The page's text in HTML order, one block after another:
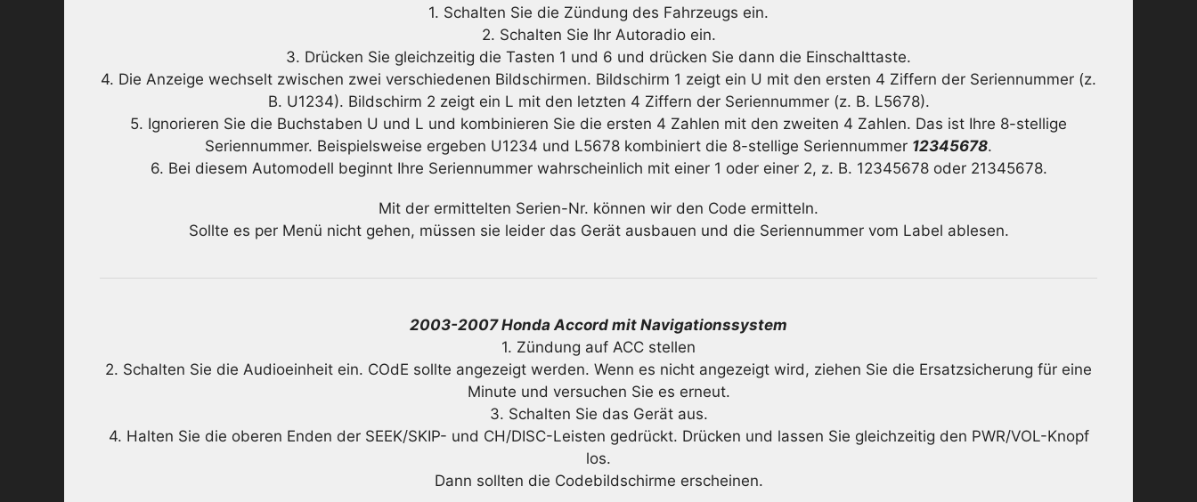
1. Schalten Sie die Zündung des Fahrzeugs ein.
2. Schalten Sie Ihr Autoradio ein.
3. Drücken Sie gleichzeitig die Tasten 1 und 6 und drücken Sie dann die Einschalttaste.
4. Die Anzeige wechselt zwischen zwei verschiedenen Bildschirmen. Bildschirm 1 zeigt ein U mit den ersten 4 Ziffern der Seriennummer (z.
B. U1234). Bildschirm 2 zeigt ein L mit den letzten 4 Ziffern der Seriennummer (z. B. L5678).
5. Ignorieren Sie die Buchstaben U und L und kombinieren Sie die ersten 4 Zahlen mit den zweiten 4 Zahlen. Das ist Ihre 8-stellige
Seriennummer. Beispielsweise ergeben U1234 und L5678 kombiniert die 8-stellige Seriennummer 12345678.
6. Bei diesem Automodell beginnt Ihre Seriennummer wahrscheinlich mit einer 1 oder einer 2, z. B. 12345678 oder 21345678.
Mit der ermittelten Serien-Nr. können wir den Code ermitteln.
Sollte es per Menü nicht gehen, müssen sie leider das Gerät ausbauen und die Seriennummer vom Label ablesen.
2003-2007 Honda Accord mit Navigationssystem
1. Zündung auf ACC stellen
2. Schalten Sie die Audioeinheit ein. COdE sollte angezeigt werden. Wenn es nicht angezeigt wird, ziehen Sie die Ersatzsicherung für eine
Minute und versuchen Sie es erneut.
3. Schalten Sie das Gerät aus.
4. Halten Sie die oberen Enden der SEEK/SKIP- und CH/DISC-Leisten gedrückt. Drücken und lassen Sie gleichzeitig den PWR/VOL-Knopf
los.
Dann sollten die Codebildschirme erscheinen.